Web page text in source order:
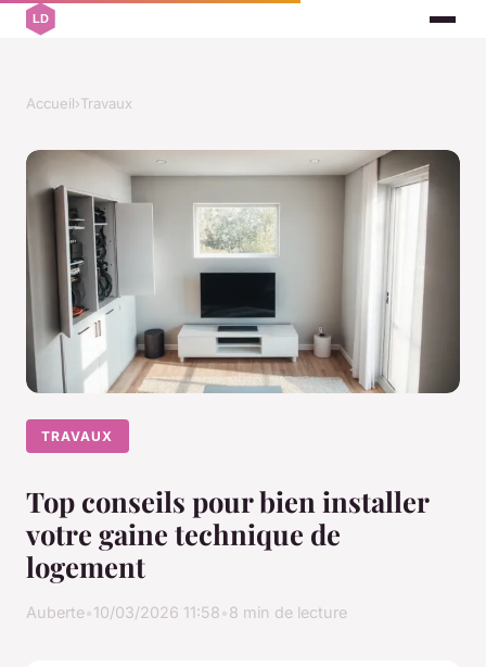
Accueil›Travaux
TRAVAUX
Top conseils pour bien installer
votre gaine technique de
logement
Auberte 10/03/2026 11:58 8 min de lecture